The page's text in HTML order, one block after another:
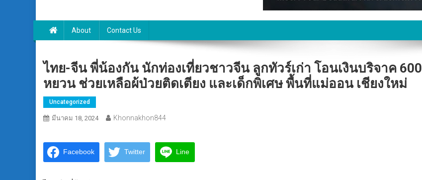
About Contact Us
ไทย-จีน พี่น้องกัน นักท่องเที่ยวชาวจีน ลูกทัวร์เก่า โอนเงินบริจาค 600
หยวน ช่วยเหลือผ้ป่วยติดเตียง และเด็กพิเศษ พื้นที่แม่ออน เชียงใหม่
Uncategorized
มีนาคม 18, 2024 Khonnakhon844
Facebook Twitter Line